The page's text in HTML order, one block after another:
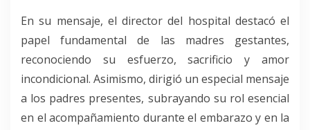
En su mensaje, el director del hospital destacó el
papel fundamental de las madres gestantes,
reconociendo su esfuerzo, sacrificio y amor
incondicional. Asimismo, dirigió un especial mensaje
a los padres presentes, subrayando su rol esencial
en el acompañamiento durante el embarazo y en la